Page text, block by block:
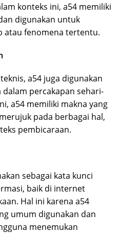
konteks ini, a54 memiliki
digunakan untuk
atau fenomena tertentu.
a54 juga digunakan
percakapan sehari-
a54 memiliki makna yang
pada berbagai hal,
pembicaraan.
sebagai kata kunci
baik di internet
Hal ini karena a54
umum digunakan dan
menemukan